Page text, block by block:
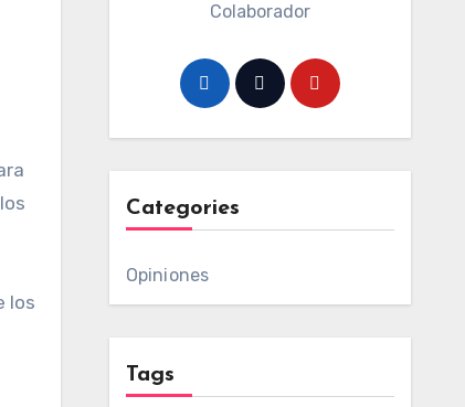
los
Colaborador
Categories
Opiniones
Tags